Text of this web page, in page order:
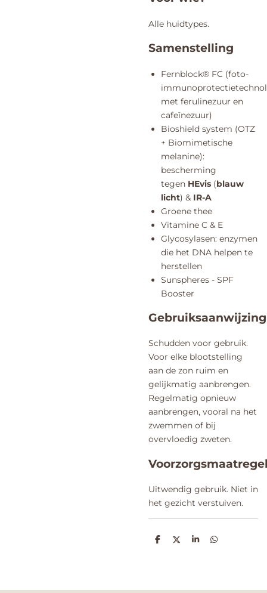
Alle huidtypes.
Samenstelling
Fernblock® FC (foto-
met ferulinezuur en
cafeïnezuur)
Bioshield system (OTZ
+ Biomimetische
melanine):
bescherming
tegen HEvis (blauw
licht) & IR-A
Groene thee
Vitamine C & E
Glycosylasen: enzymen
die het DNA helpen te
herstellen
Sunspheres - SPF
Booster
Gebruiksaanwijzing
Schudden voor gebruik.
Voor elke blootstelling
aan de zon ruim en
gelijkmatig aanbrengen.
Regelmatig opnieuw
aanbrengen, vooral na het
zwemmen of bij
overvloedig zweten.
Uitwendig gebruik. Niet in
het gezicht verstuiven.
D
D
S
D